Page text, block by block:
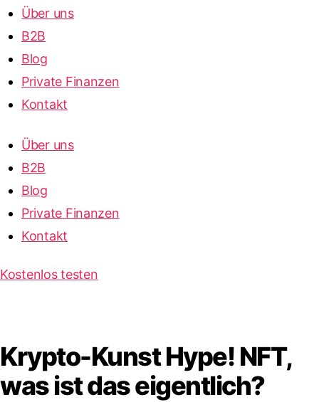
Über uns
B2B
Blog
Private Finanzen
Kontakt
Über uns
B2B
Blog
Private Finanzen
Kontakt
Kostenlos testen
Krypto-Kunst Hype! NFT,
was ist das eigentlich?